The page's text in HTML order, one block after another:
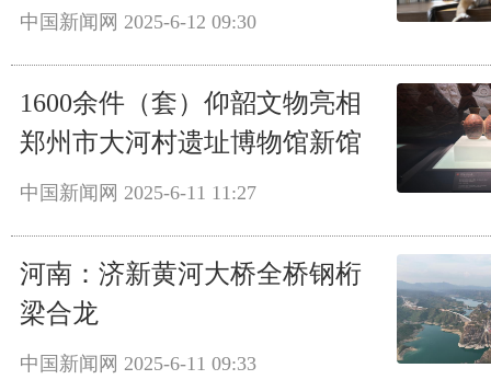
中国新闻网 2025-6-12 09:30
1600余件（套）仰韶文物亮相
郑州市大河村遗址博物馆新馆
中国新闻网 2025-6-11 11:27
河南：济新黄河大桥全桥钢桁
梁合龙
中国新闻网 2025-6-11 09:33